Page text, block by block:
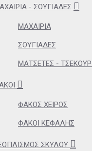
- ΣΟΥΓΙΆΔΕΣ
ΜΑΧΑΊΡΙΑ
ΣΟΥΓΙΆΔΕΣ
ΜΑΤΣΈΤΕΣ -
ΦΑΚΌΣ ΧΕΙΡΌΣ
ΦΑΚΟΊ ΚΕΦΑΛΉΣ
ΣΚΎΛΟΥ